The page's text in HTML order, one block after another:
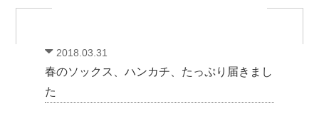
2018.03.31
春のソックス、ハンカチ、たっぷり届きまし
た